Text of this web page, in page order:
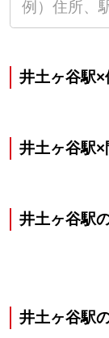
井土ヶ谷駅
井土ヶ谷駅
井土ヶ谷駅
井土ヶ谷駅